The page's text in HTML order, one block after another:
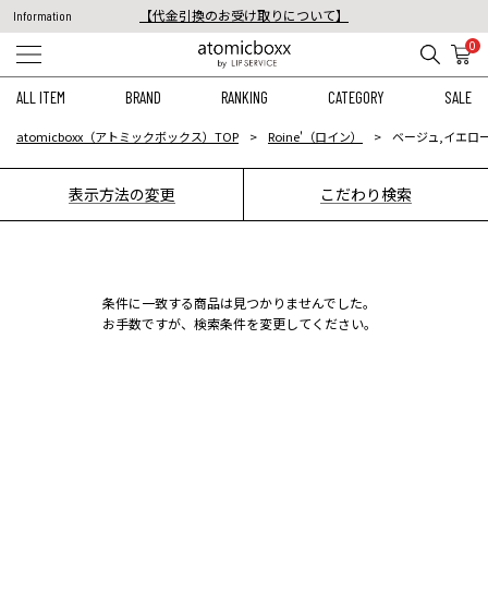
Information
【代金引換のお受け取りについて】
税込11,000円以上のご注文で送料無料！
0
ALL ITEM BRAND RANKING CATEGORY SALE
atomicboxx（アトミックボックス）TOP Roine'（ロイン） ベージュ,イエロ
表示方法の変更 こだわり検索
条件に一致する商品は見つかりませんでした。
お手数ですが、検索条件を変更してください。